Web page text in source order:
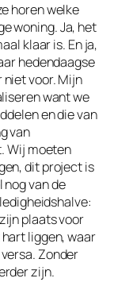
horen welke
woning. Ja, het
klaar is. En ja,
hedendaagse
niet voor. Mijn
want we
en die van
van
Wij moeten
dit project is
van de
plaats voor
liggen, waar
Zonder
zijn.